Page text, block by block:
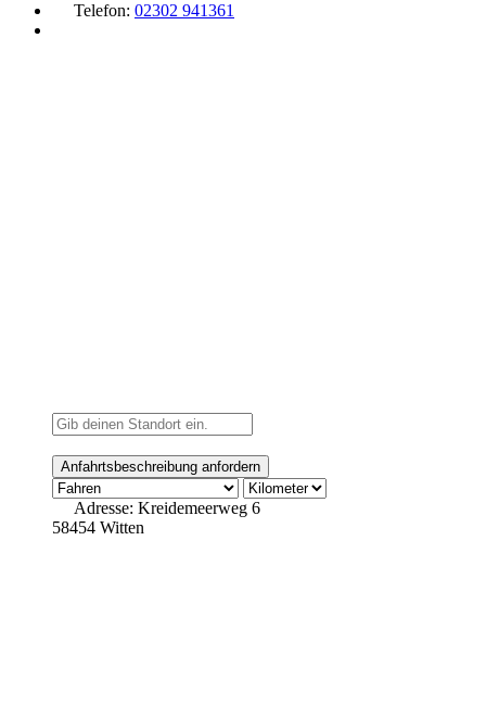
Telefon: 02302 941361
Adresse: Kreidemeerweg 6
58454 Witten